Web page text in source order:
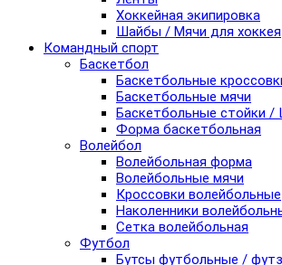
Хоккейная экипировка
Шайбы / Мячи для хоккея
Командный спорт
Баскетбол
Баскетбольные
Баскетбольные мячи
Баскетбольные стойки
Форма баскетбольная
Волейбол
Волейбольная форма
Волейбольные мячи
Кроссовки волейбольные
Наколенники
Сетка волейбольная
Футбол
Бутсы футбольные /